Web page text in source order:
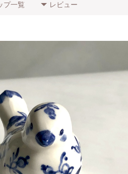
れる喜びは格別です。当教室では初め
いくので、知らず知らず実力が付き、
ェアーはもちろん、陶器のアクセサリ
ョップも開催しております。
。
特別ワークショップも開いておりま
は
分寺教室、練馬教室 武蔵村山教室等あ
り、教室も開講しております。
プ一覧 レビュー